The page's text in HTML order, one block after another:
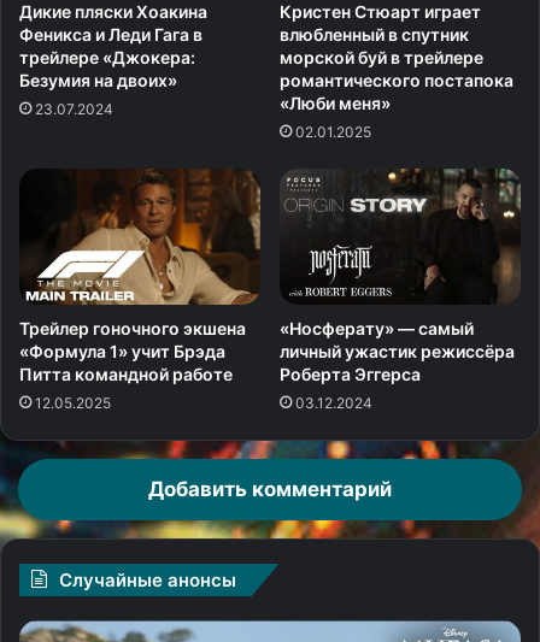
Дикие пляски Хоакина
Феникса и Леди Гага в
трейлере «Джокера:
Безумия на двоих»
23.07.2024
Кристен Стюарт играет
влюбленный в спутник
морской буй в трейлере
романтического постапока
«Люби меня»
02.01.2025
Трейлер гоночного экшена
«Формула 1» учит Брэда
Питта командной работе
12.05.2025
«Носферату» — самый
личный ужастик режиссёра
Роберта Эггерса
03.12.2024
Добавить комментарий
Случайные анонсы
Котик-